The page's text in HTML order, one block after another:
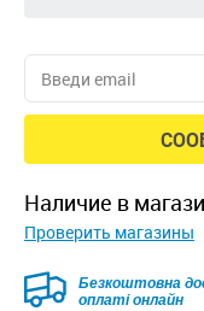
наличие в
Проверить магазины
Безкоштовна
оплаті онлайн